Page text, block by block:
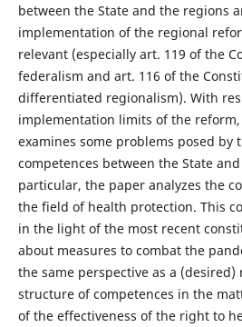
between the State and the regions
implementation of the regional
relevant (especially art. 119 of the
federalism and art. 116 of the
differentiated regionalism). With
implementation limits of the
examines some problems posed by
competences between the State
particular, the paper analyzes the
the field of health protection. This
in the light of the most recent
about measures to combat the
the same perspective as a
structure of competences in the
of the effectiveness of the right to